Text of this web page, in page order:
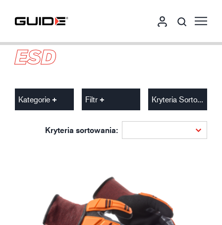
ESD
Kategorie Filtr Kryteria Sortowania
Kryteria sortowania: